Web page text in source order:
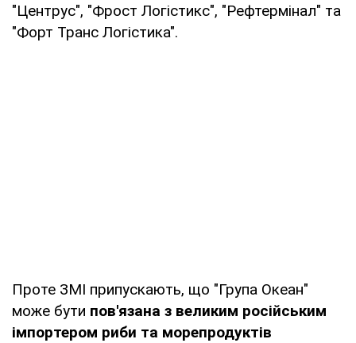
"Центрус", "Фрост Логістикс", "Рефтермінал" та
"Форт Транс Логістика".
Проте ЗМІ припускають, що "Група Океан"
може бути пов'язана з великим російським
імпортером риби та морепродуктів